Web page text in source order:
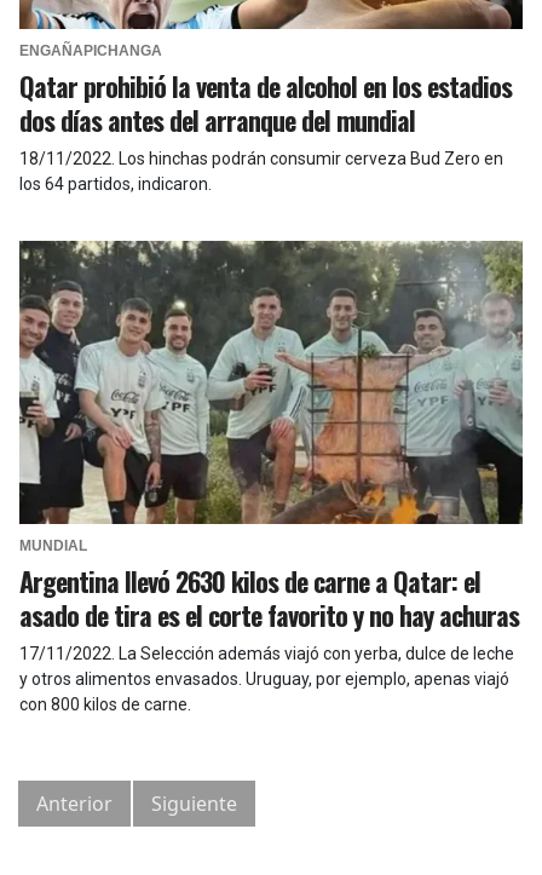
ENGAÑAPICHANGA
Qatar prohibió la venta de alcohol en los estadios
dos días antes del arranque del mundial
18/11/2022 Los hinchas podrán consumir cerveza Bud Zero en
los 64 partidos, indicaron.
MUNDIAL
Argentina llevó 2630 kilos de carne a Qatar: el
asado de tira es el corte favorito y no hay achuras
17/11/2022 La Selección además viajó con yerba, dulce de leche
y otros alimentos envasados. Uruguay, por ejemplo, apenas viajó
con 800 kilos de carne.
Anterior Siguiente